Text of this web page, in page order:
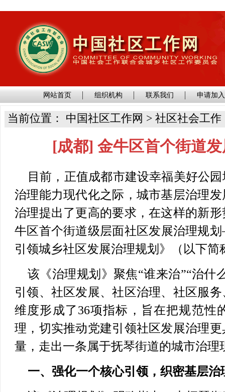
网站首页 组织机构 联系我们 申请加
当前位置： 中国社区工作网 > 社区社会工作
[成都] 金牛区首个街道
目前，正值成都市建设幸福美好公
治理能力现代化之际，城市基层治理
治理提出了更高的要求，在这样的新
牛区首个街道级层面社区发展治理规
引领城乡社区发展治理规划》（以下简
该《治理规划》聚焦“谁来治”“治什
引领、社区发展、社区治理、社区服
维度形成了36项指标，旨在把规范性
理，切实推动党建引领社区发展治理
量，走出一条属于抚琴街道的城市治理
一、强化一个核心引领，织密基层治